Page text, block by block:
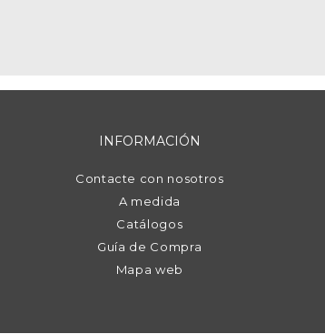
INFORMACIÓN
Contacte con nosotros
A medida
Catálogos
Guía de Compra
Mapa web